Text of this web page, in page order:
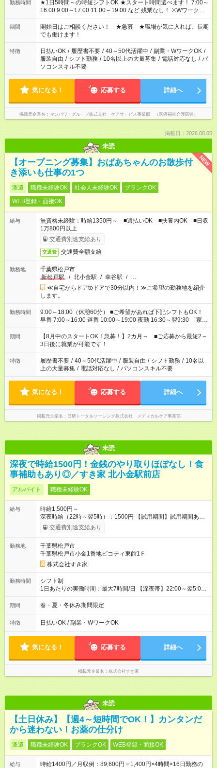
勤務時間
★1日5時間～の時短シフトOK ★スタート時間選べます！ 7:00～
16:00 9:00～17:00 11:00～19:00 など 残業なし！ ※Wワークの
場合、他のお仕事と合わせ週40時間超の就業はご案内できませ
ん ※法令に基づき、週20時間以上勤務は社会保険への加入対象
となります ※労働者派遣法（日雇い派遣の原則禁止）により、
短時間・短期間の就業はご案内が難しい場合があります
期間
開始日はご相談ください！ ★急募 ★職場が気に入れば、長期
でも働けます！
特徴 日払いOK / 履歴書不要 / 40～50代活躍中 / 副業・WワークOK /
服装自由 / シフト勤務 / 10名以上の大量募集 / 電話対応なし / パ
ソコンスキル不要
気になる！ 応募する 詳細へ
掲載元企業名 マンパワーグループ株式会社 ケアサービス事業部 （医療福祉介護関連）
掲載日：2026.08.05
未読
NEW
【オープニング募集】おばあちゃんのお散歩付
き添いも仕事の1つ
派遣 職種未経験OK 社会人未経験OK
ブランクOK
WEB登録・面接OK
給与
無資格未経験：時給1350円～ ■週払いOK ■扶養内OK ■日収
1万800円以上
交通費別途支給あり
交通費 交通費全額支給
勤務地
千葉県松戸市
新松戸駅
/ 北小金駅 / 幸谷駅 / …
≪自宅からドアtoドアで30分以内！≫ご希望の勤務地を紹介
します。
勤務時間
9:00～18:00（休憩60分） ■ご希望があれば下記シフトもOK！
早番 7:00～16:00 遅番 10:00～19:00 夜勤 16:30～翌9:30 「家族
と休みを合わせたい」 「余裕を持って夕飯の準備がしたい」
「できれば残業はしたくない」 など、ご希望を教えてください
ね。 ※Wワーク希望の方へ 今ご覧のお仕事で希望する勤務時間
と、もう1つのお仕事の勤務時間。 合計で週40時間を超える場
合は応募できません。
期間
【8月中のスタートOK！急募！】2カ月～ ■ご応募から最短2～
3日後に就業が可能です！
特徴 履歴書不要 / 40～50代活躍中 / 服装自由 / シフト勤務 / 10名以
上の大量募集 / 電話対応なし / パソコンスキル不要
気になる！ 応募する 詳細へ
掲載元企業名 日研トータルソーシング株式会社 メディカルケア事業部
未読
深夜で時給1500円！金銭のやり取りほぼなし！食
事補助もあり◎／すき家 北小金駅前店
アルバイト 職種未経験OK
給与
時給1,500円～
深夜時給（22時～翌5時）：1500円 【試用期間】試用期間あり
試用期間の長さ：1ヶ月 雇用形態、給与は本採用時と同じです。
試用期間の実態は30日（※条件変更なし）ですが、切り上げで
同時給）
交通費別途支給あり
勤務地
千葉県松戸市
千葉県松戸市小金1番地ピコティ東館1Ｆ
株式会社すき家
勤務時間
シフト制
1日あたりの実働時間：最大7時間/日 【深夜帯】22:00～翌5:00
週2日～・1日2h～OK◎ ※22:00から翌5:00までは18歳以上の方
のみ勤務可能です（18歳未満の深夜業務禁止のため） ★深夜で
す。 必ず、2名以上での勤務を行いますので、安心して働けま
す。
期間 春・夏・冬休み期間限定
特徴 日払いOK / 副業・WワークOK
気になる！ 応募する 詳細へ
掲載元企業名 株式会社すき家
未読
【土日休み】【週4～短時間でOK！】カンタンだ
から迷わない！お薬の仕分け
派遣 職種未経験OK ブランクOK WEB登録・面接OK
給与
時給1400円／月収例：89,600円＝1,400円×4時間×16日勤務の